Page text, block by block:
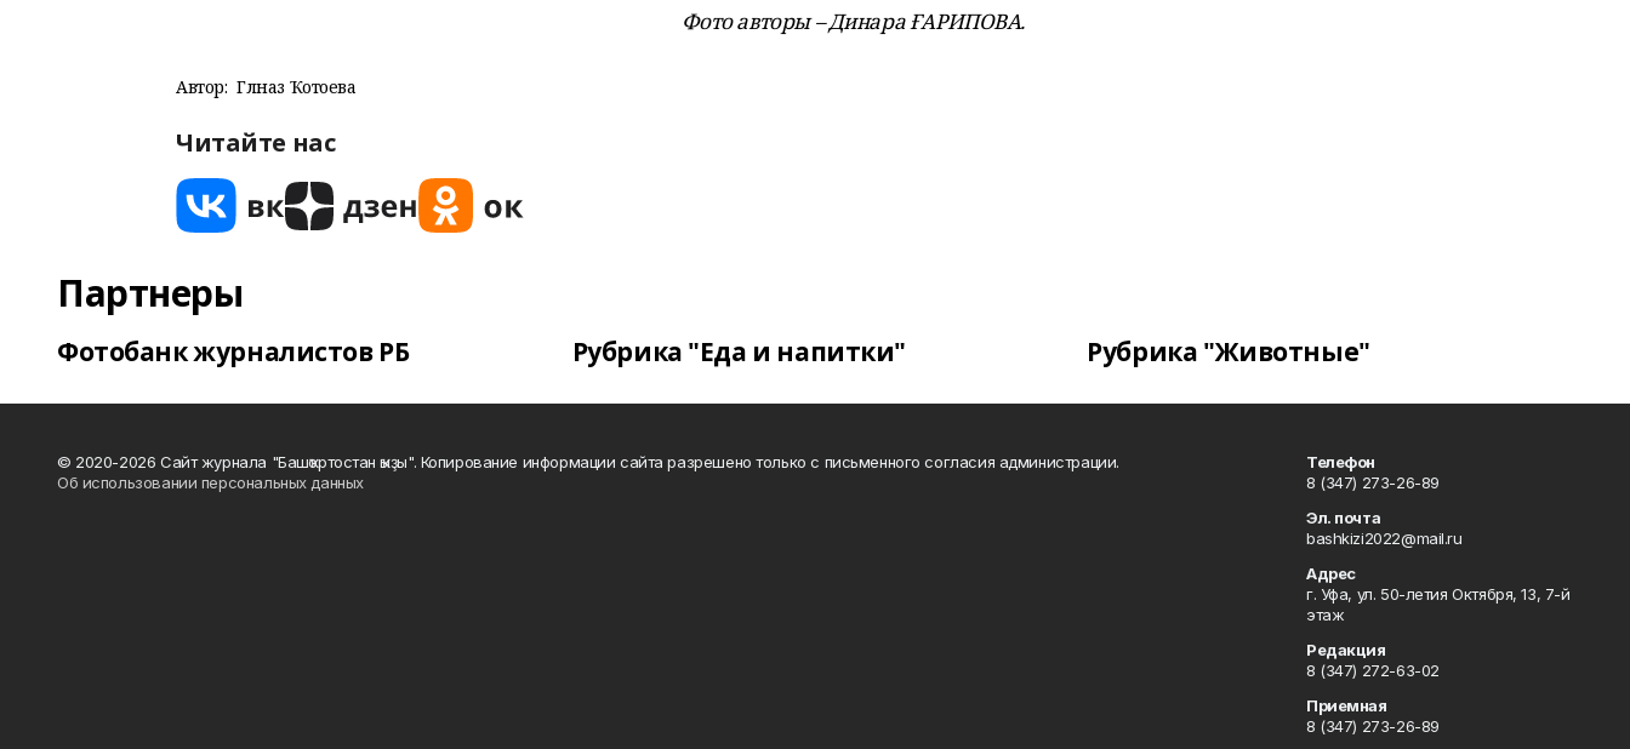
Фото авторы – Динара ҒАРИПОВА.
Автор: Гөлназ Ҡотоева
Читайте нас
Партнеры
Фотобанк журналистов РБ Рубрика "Еда и напитки" Рубрика "Животные"
© 2020-2026 Сайт журнала "Башҡортостан ҡыҙы". Копирование информации сайта разрешено только с письменного согласия администрации.
Об использовании персональных данных
Телефон
8 (347) 273-26-89
Эл. почта
bashkizi2022@mail.ru
Адрес
г. Уфа, ул. 50-летия Октября, 13, 7-й
этаж
Редакция
8 (347) 272-63-02
Приемная
8 (347) 273-26-89